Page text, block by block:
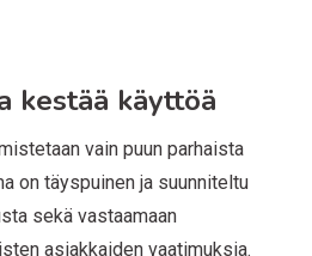
kestää käyttöä
vain puun parhaista
on täyspuinen ja suunniteltu
sekä vastaamaan
asiakkaiden vaatimuksia.